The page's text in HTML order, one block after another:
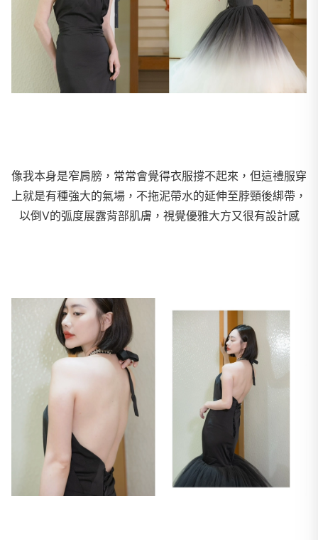
像我本身是窄肩膀，常常會覺得衣服撐不起來，但這禮服穿
上就是有種強大的氣場，不拖泥帶水的延伸至脖頸後綁帶，
以倒V的弧度展露背部肌膚，視覺優雅大方又很有設計感